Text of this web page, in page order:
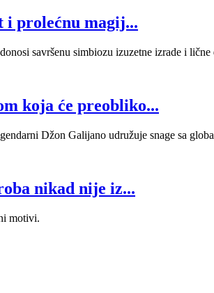
i prolećnu magij...
savršenu simbiozu izuzetne izrade i
koja će preobliko...
Džon Galijano udružuje snage sa
nikad nije iz...
motivi.